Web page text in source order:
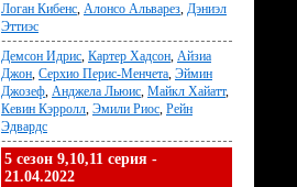
Логан Кибенс, Алонсо Альварез, Дэниэл
Эттиэс
Демсон Идрис, Картер Хадсон, Айзиа
Джон, Серхио Перис-Менчета, Эймин
Джозеф, Анджела Льюис, Майкл Хайатт,
Кевин Кэрролл, Эмили Риос, Рейн
Эдвардс
5 сезон 9,10,11 серия -
21.04.2022